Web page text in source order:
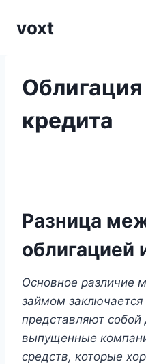
voxt
кредита
Разница
облигацией
Основное различие
займом
представляют
выпущенные
средств, которые